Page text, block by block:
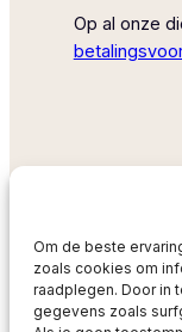
Om de beste
zoals cookies om
raadplegen. Door in
gegevens zoals
Op al onze